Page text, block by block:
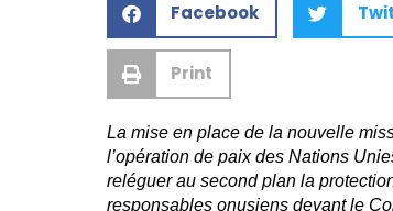
Facebook
Print
La mise en place de la nouvelle
l’opération de paix des Nations
reléguer au second plan la
responsables onusiens devant le